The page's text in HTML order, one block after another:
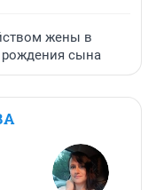
жены в
рождения сына